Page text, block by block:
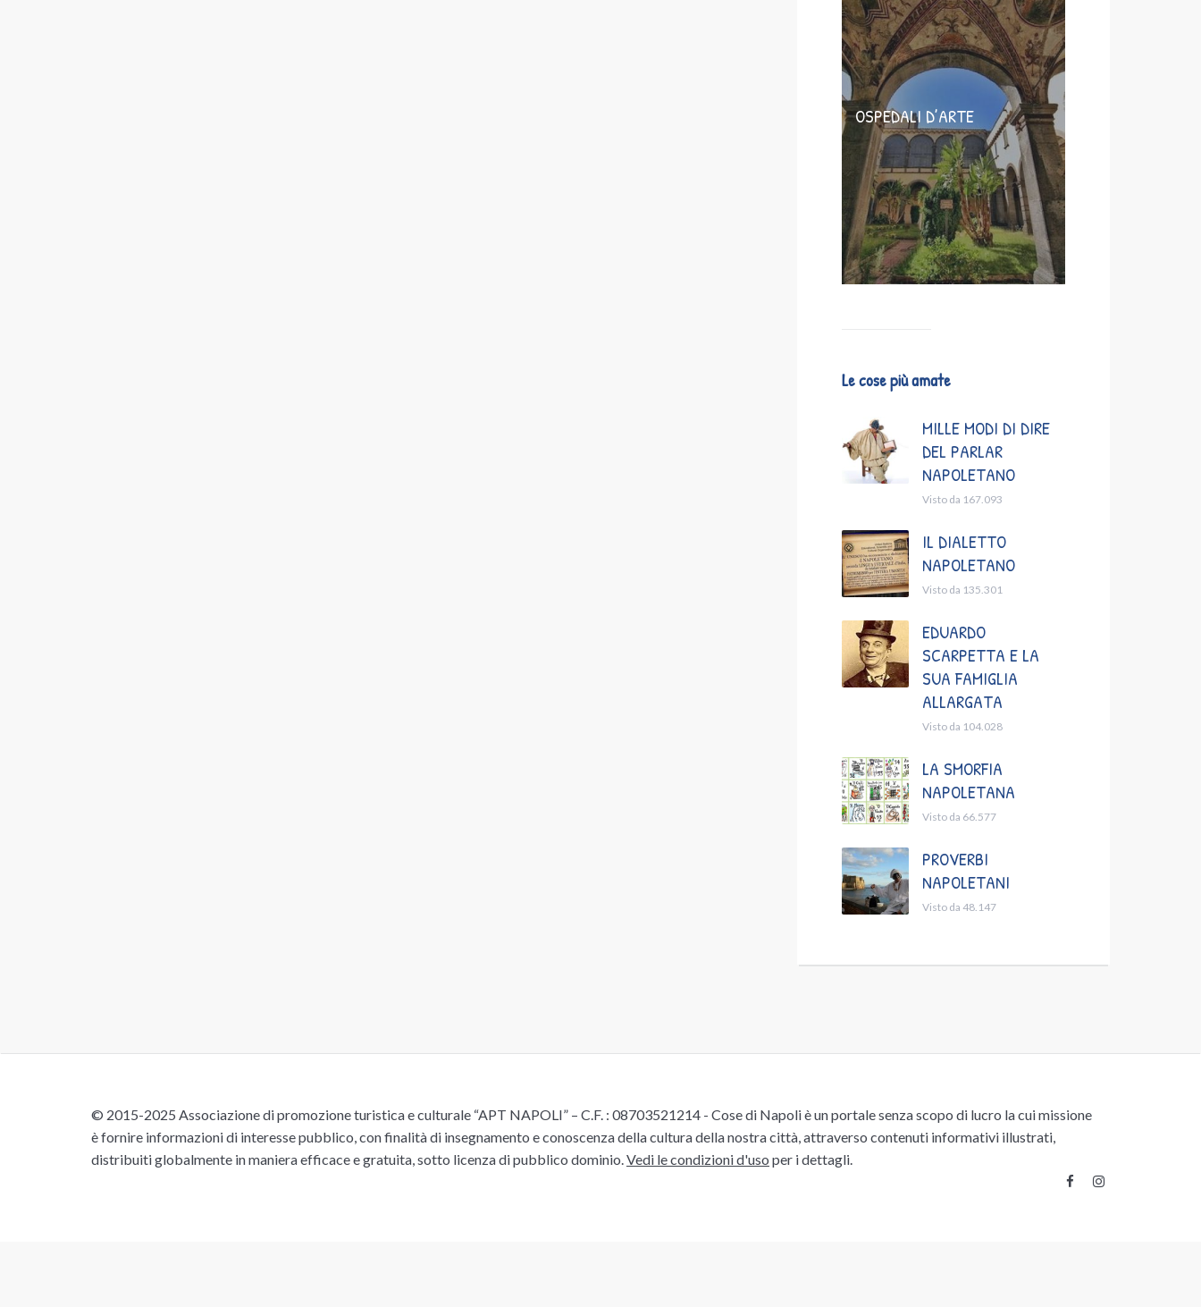
OSPEDALI D’ARTE
Le cose più amate
MILLE MODI DI DIRE
DEL PARLAR
NAPOLETANO
Visto da 167.093
IL DIALETTO
NAPOLETANO
Visto da 135.301
EDUARDO
SCARPETTA E LA
SUA FAMIGLIA
ALLARGATA
Visto da 104.028
LA SMORFIA
NAPOLETANA
Visto da 66.577
PROVERBI
NAPOLETANI
Visto da 48.147
© 2015-2025 Associazione di promozione turistica e culturale “APT NAPOLI” – C.F. : 08703521214 - Cose di Napoli è un portale senza scopo di lucro la cui missione
è fornire informazioni di interesse pubblico, con finalità di insegnamento e conoscenza della cultura della nostra città, attraverso contenuti informativi illustrati,
distribuiti globalmente in maniera efficace e gratuita, sotto licenza di pubblico dominio.Vedi le condizioni d'uso per i dettagli.